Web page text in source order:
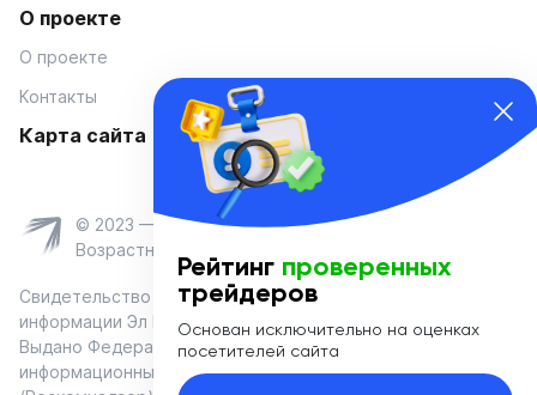
О проекте
О проекте
Контакты
Карта сайта
© 2023 — Coinmania
Возрастное ограничение 16+
Свидетельство о регистрации средства массовой
информации Эл № ФС 77-74908 от «25» января 2019 г.
Выдано Федеральной службой по надзору в сфере связи,
информационных технологий и массовых коммуникаций
Рейтинг проверенных
трейдеров
Основан исключительно на оценках
посетителей сайта